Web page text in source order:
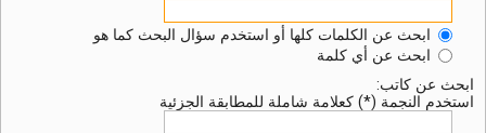
ابحث عن الكلمات كلها أو استخدم سؤال البحث كما هو
ابحث عن أي كلمة
ابحث عن كاتب:
استخدم النجمة (*) كعلامة شاملة للمطابقة الجزئية